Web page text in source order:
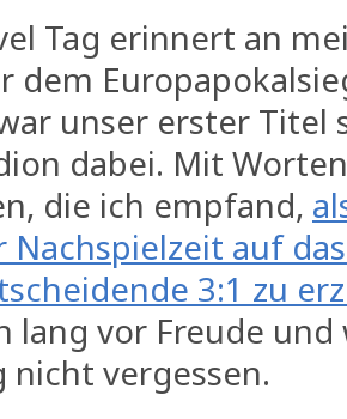
Tag erinnert an
dem
unser erster Titel
dabei. Mit
die ich empfand,
auf
3:1 zu
lang vor Freude
nicht vergessen.